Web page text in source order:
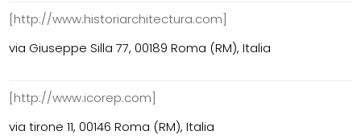
[http://www.historiarchitectura.com]
via Giuseppe Silla 77, 00189 Roma (RM), Italia
[http://www.icorep.com]
via tirone 11, 00146 Roma (RM), Italia